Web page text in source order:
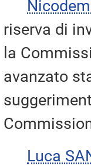
riserva di
la
avanzato
Luca